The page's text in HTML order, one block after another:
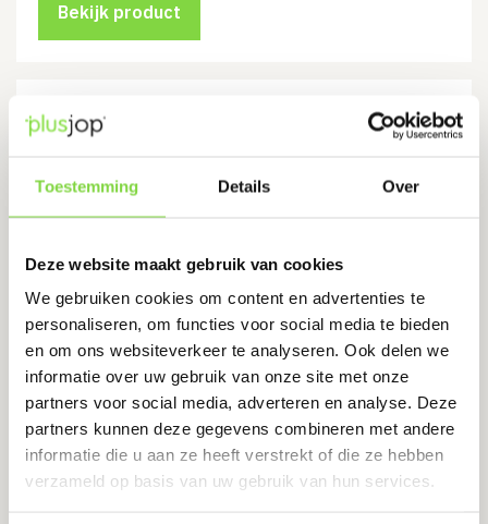
Toestemming Details Over
Deze website maakt gebruik van cookies
We gebruiken cookies om content en advertenties te
personaliseren, om functies voor social media te bieden
en om ons websiteverkeer te analyseren. Ook delen we
informatie over uw gebruik van onze site met onze
partners voor social media, adverteren en analyse. Deze
partners kunnen deze gegevens combineren met andere
informatie die u aan ze heeft verstrekt of die ze hebben
verzameld op basis van uw gebruik van hun services.
Bekijk product
Hark- Bezemsteel IKAPÉ FSC ®
100% lange punt 85×16 mm
Levertijd: 5 werkdagen
Bekijk product
Hark- Bezemsteel IKAPÉ FSC ®
100% lange punt 85×16 mm
160×2,8
Levertijd: 5-8 werkdagen